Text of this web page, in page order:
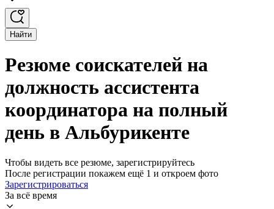
Найти
Резюме соискателей на
должность ассистента
координатора на полный
день в Альбурикенте
Чтобы видеть все резюме, зарегистрируйтесь
После регистрации покажем ещё 1 и откроем фото
Зарегистрироваться
За всё время